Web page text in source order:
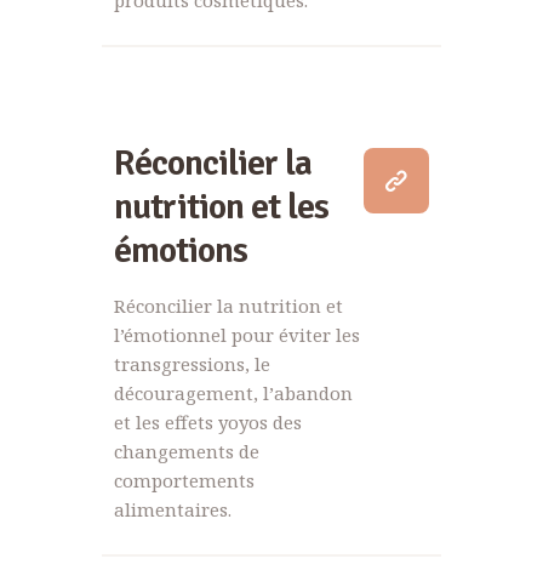
Réconcilier la
nutrition et les
émotions
Réconcilier la nutrition et
l’émotionnel pour éviter les
transgressions, le
découragement, l’abandon
et les effets yoyos des
changements de
comportements
alimentaires.